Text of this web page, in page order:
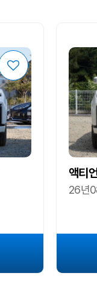
액티
26년